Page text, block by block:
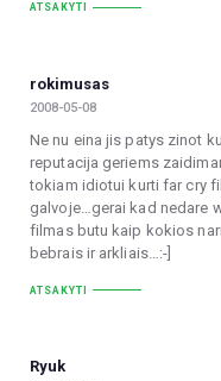
ATSAKYTI
rokimusas
2008-05-08
Ne nu eina jis patys zinot
reputacija geriems
tokiam idiotui kurti far cry
galvoje…gerai kad nedare
filmas butu kaip kokios
bebrais ir arkliais…:-]
ATSAKYTI
Ryuk